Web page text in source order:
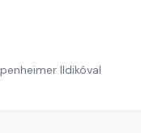
Ildikóval